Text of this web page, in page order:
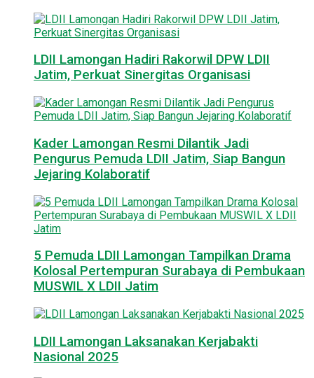
LDII Lamongan Hadiri Rakorwil DPW LDII
Jatim, Perkuat Sinergitas Organisasi
Kader Lamongan Resmi Dilantik Jadi
Pengurus Pemuda LDII Jatim, Siap Bangun
Jejaring Kolaboratif
5 Pemuda LDII Lamongan Tampilkan Drama
Kolosal Pertempuran Surabaya di Pembukaan
MUSWIL X LDII Jatim
LDII Lamongan Laksanakan Kerjabakti
Nasional 2025